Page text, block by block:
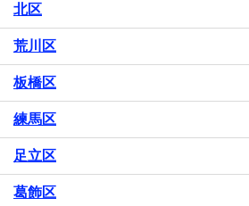
北区
荒川区
板橋区
練馬区
足立区
葛飾区